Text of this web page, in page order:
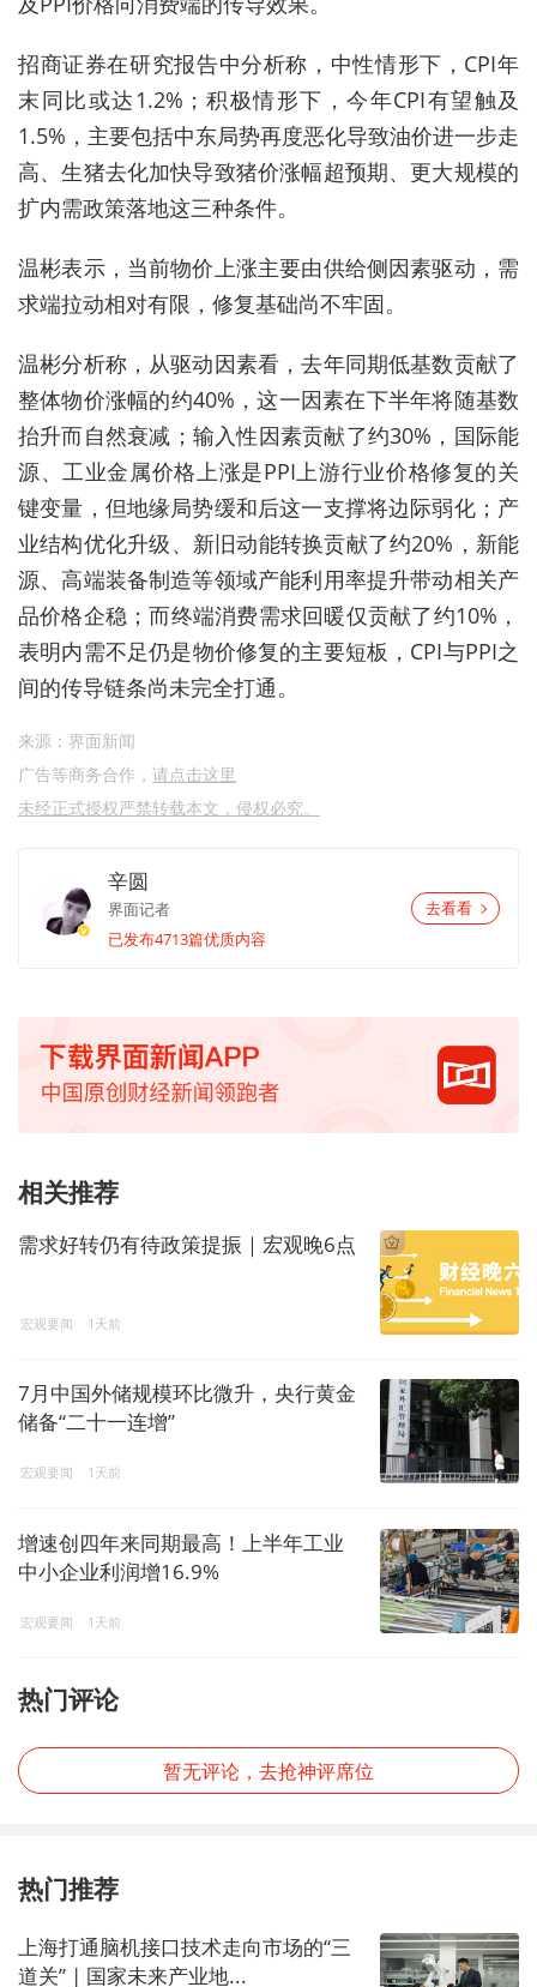
招商证券在研究报告中分析称，中性情形下，CPI年
末同比或达1.2%；积极情形下，今年CPI有望触及
1.5%，主要包括中东局势再度恶化导致油价进一步走
高、生猪去化加快导致猪价涨幅超预期、更大规模的
扩内需政策落地这三种条件。
温彬表示，当前物价上涨主要由供给侧因素驱动，需
求端拉动相对有限，修复基础尚不牢固。
温彬分析称，从驱动因素看，去年同期低基数贡献了
整体物价涨幅的约40%，这一因素在下半年将随基数
抬升而自然衰减；输入性因素贡献了约30%，国际能
源、工业金属价格上涨是PPI上游行业价格修复的关
键变量，但地缘局势缓和后这一支撑将边际弱化；产
业结构优化升级、新旧动能转换贡献了约20%，新能
源、高端装备制造等领域产能利用率提升带动相关产
品价格企稳；而终端消费需求回暖仅贡献了约10%，
表明内需不足仍是物价修复的主要短板，CPI与PPI之
间的传导链条尚未完全打通。
来源：界面新闻
广告等商务合作， 请点击这里
未经正式授权严禁转载本文，侵权必究。
辛圆
界面记者
已发布4713篇优质内容
去看看
相关推荐
需求好转仍有待政策提振｜宏观晚6点
宏观要闻 1天前
7月中国外储规模环比微升，央行黄金
储备“二十一连增”
宏观要闻 1天前
增速创四年来同期最高！上半年工业
中小企业利润增16.9%
宏观要闻 1天前
热门评论
暂无评论，去抢神评席位
热门推荐
上海打通脑机接口技术走向市场的“三
道关” | 国家未来产业地...